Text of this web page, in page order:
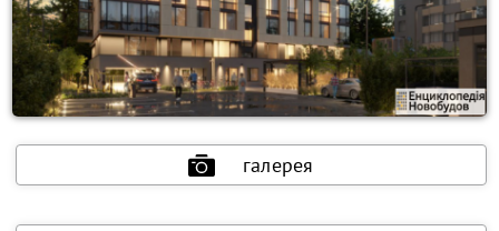
галерея